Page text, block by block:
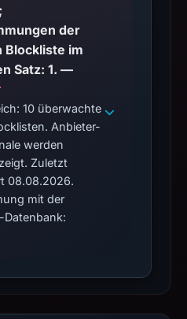
der
Blockliste im
überwachten Satz: 1. —
10 überwachte
Anbieter-
werden
Zuletzt
08.08.2026.
mit der
Datenbank: